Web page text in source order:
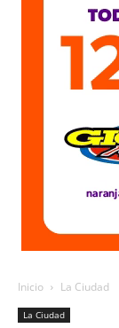
Inicio La Ciudad
La Ciudad